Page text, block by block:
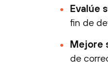
Evalúe
fin de
Mejore
de